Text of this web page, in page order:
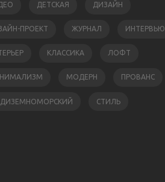
ДЕТСКАЯ ДИЗАЙН
ПРОЕКТ ЖУРНАЛ ИНТЕРВЬЮ
КЛАССИКА ЛОФТ
МОДЕРН ПРОВАНС
СТИЛЬ